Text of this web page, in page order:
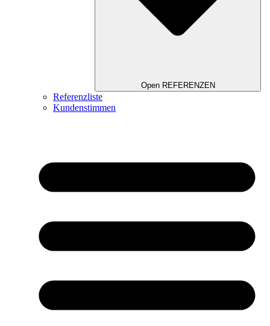
Open REFERENZEN
Referenzliste
Kundenstimmen